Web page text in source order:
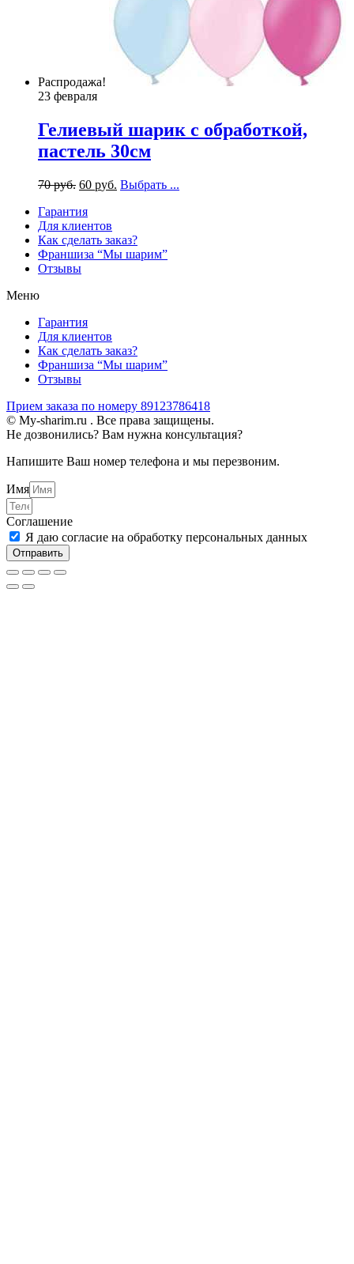
Распродажа!
23 февраля
Гелиевый шарик с обработкой,
пастель 30см
70руб. 60 руб. Выбрать ...
Гарантия
Для клиентов
Как сделать заказ?
Франшиза “Мы шарим”
Отзывы
Меню
Гарантия
Для клиентов
Как сделать заказ?
Франшиза “Мы шарим”
Отзывы
Прием заказа по номеру 89123786418
© My-sharim.ru . Все права защищены.
Не дозвонились? Вам нужна консультация?
Напишите Ваш номер телефона и мы перезвоним.
Имя
Соглашение
Я даю согласие на обработку персональных данных
Отправить